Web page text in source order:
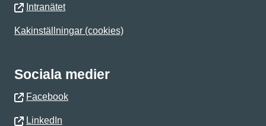
Intranätet
Kakinställningar (cookies)
Sociala medier
Facebook
LinkedIn